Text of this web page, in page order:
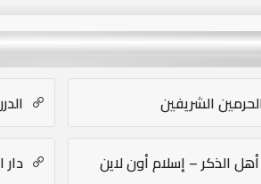
الشريفين
أهل الذكر – إسلام أون لاين دار